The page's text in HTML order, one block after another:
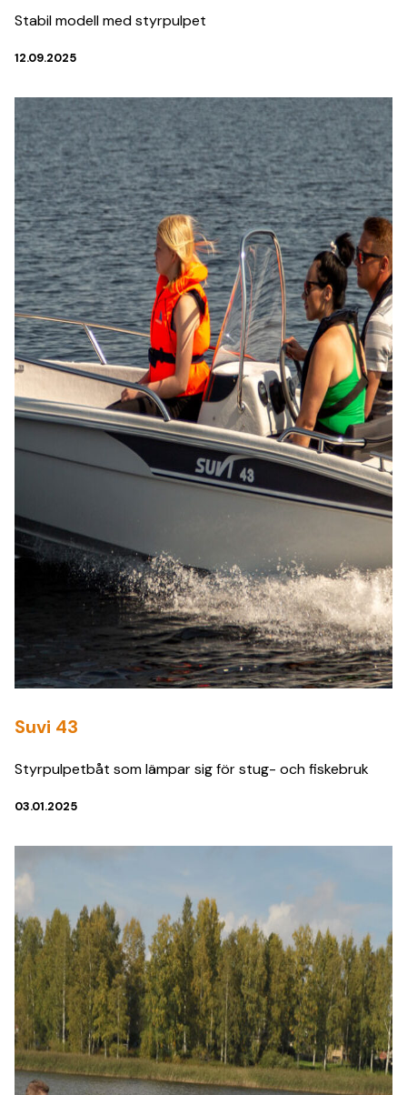
Stabil modell med styrpulpet
12.09.2025
Suvi 43
Styrpulpetbåt som lämpar sig för stug- och fiskebruk
03.01.2025